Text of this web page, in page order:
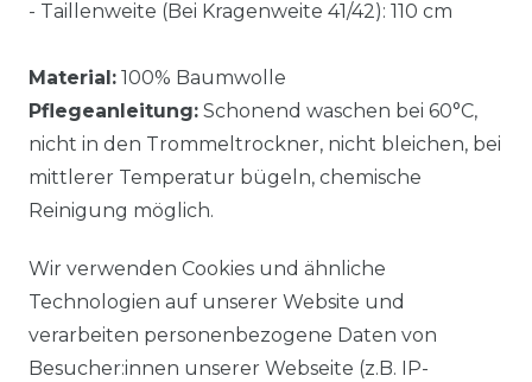
- Taillenweite (Bei Kragenweite 41/42): 110 cm
Material: 100% Baumwolle
Pflegeanleitung: Schonend waschen bei 60°C,
nicht in den Trommeltrockner, nicht bleichen, bei
mittlerer Temperatur bügeln, chemische
Reinigung möglich.
Wir verwenden Cookies und ähnliche
Technologien auf unserer Website und
verarbeiten personenbezogene Daten von
Besucher:innen unserer Webseite (z.B. IP-